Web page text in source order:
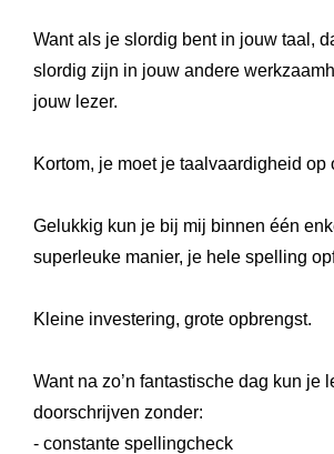
Want als je slordig bent in jouw taal,
slordig zijn in jouw andere
jouw lezer.
Kortom, je moet je taalvaardigheid op
Gelukkig kun je bij mij binnen één
superleuke manier, je hele spelling
Kleine investering, grote opbrengst.
Want na zo’n fantastische dag kun je
doorschrijven zonder:
- constante spellingcheck